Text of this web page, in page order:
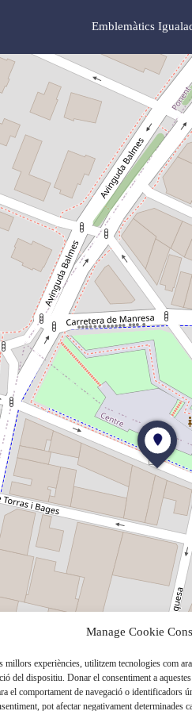
Manage Cookie
millors experiències, utilitzem tecnologies com
del dispositiu. Donar el consentiment a
el comportament de navegació o identificadors
pot afectar negativament determinades
Emblemàtics